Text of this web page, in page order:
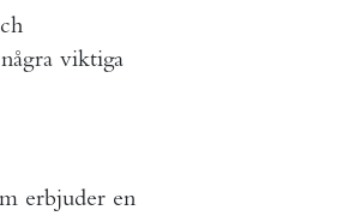
viktiga
erbjuder en